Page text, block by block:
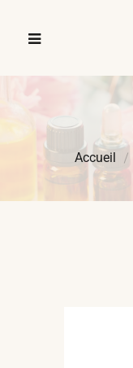
Accueil